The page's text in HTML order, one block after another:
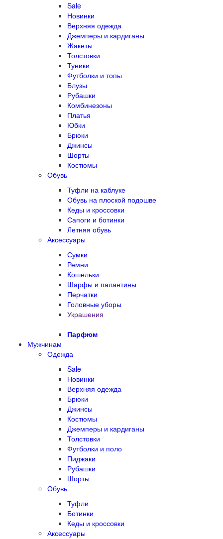
Sale
Новинки
Верхняя одежда
Джемперы и кардиганы
Жакеты
Толстовки
Туники
Футболки и топы
Блузы
Рубашки
Комбинезоны
Платья
Юбки
Брюки
Джинсы
Шорты
Костюмы
Обувь
Туфли на каблуке
Обувь на плоской подошве
Кеды и кроссовки
Сапоги и ботинки
Летняя обувь
Аксессуары
Сумки
Ремни
Кошельки
Шарфы и палантины
Перчатки
Головные уборы
Украшения
Парфюм
Мужчинам
Одежда
Sale
Новинки
Верхняя одежда
Брюки
Джинсы
Костюмы
Джемперы и кардиганы
Толстовки
Футболки и поло
Пиджаки
Рубашки
Шорты
Обувь
Туфли
Ботинки
Кеды и кроссовки
Аксессуары